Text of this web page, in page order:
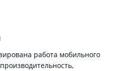
работа мобильного